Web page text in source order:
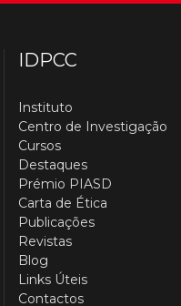
IDPCC
Instituto
Centro de Investigação
Cursos
Destaques
Prémio PIASD
Carta de Ética
Publicações
Revistas
Blog
Links Úteis
Contactos